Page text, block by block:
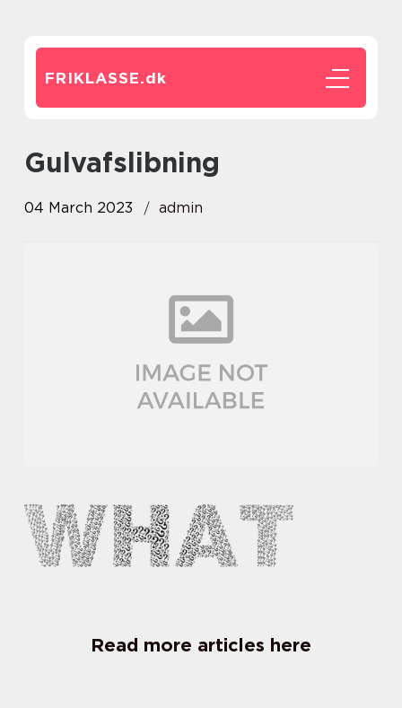
FRIKLASSE.dk
gulvafslibning
04 March 2023 admin
Read more articles here